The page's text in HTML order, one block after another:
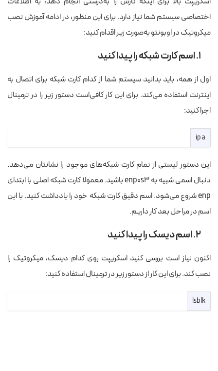
اختصاصی سیستم شما نیاز دارد. برای این منظور، در ادامه آموزش نصب
میکروتیک در اوبونتو به‌صورت زیر اقدام کنید:
۱. اسم کارت شبکه را پیدا کنید
اول از همه، باید بدانید سیستم شما از کدام کارت شبکه برای اتصال به
اینترنت استفاده می‌کند. برای این کار کافی‌است دستور زیر را در ترمینال
اجرا کنید:
ip a
این دستور لیستی از تمام کارت شبکه‌های موجود را نشانتان می‌دهد.
دنبال اسمی شبیه به enp0s3 باشید. معمولا کارت شبکه اصلی با ابتدای
enp شروع می‌شود. اسم دقیق کارت شبکه خود را یادداشت کنید. با این
اسم در مراحل بعد کار داریم.
۲. اسم دیسک را پیدا کنید
اکنون نیاز است بررسی کنید اسکریپت روی کدام دیسک، میکروتیک را
نصب کند. برای این کار از دستور زیر در ترمینال استفاده کنید:
lsblk